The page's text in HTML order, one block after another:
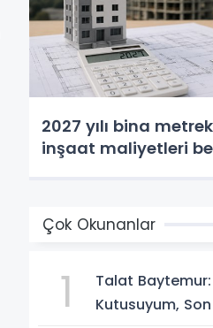
2027 yılı bina
inşaat maliyetleri
Çok Okunanlar
1
Talat
Kutusuyum, Son